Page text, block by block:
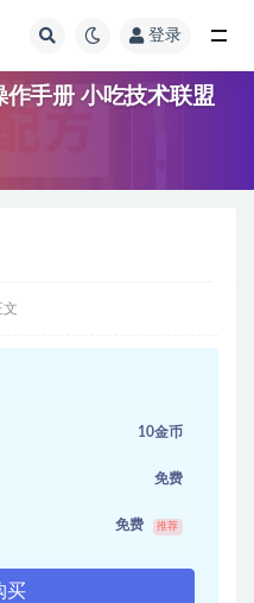
登录
手册 小吃技术联盟
文
10金币
免费
免费 推荐
买